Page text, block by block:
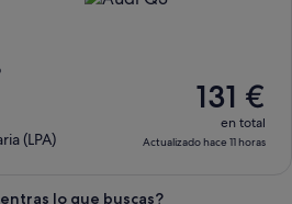
(LPA)
131 €
en total
Actualizado hace 11 horas
lo que buscas?